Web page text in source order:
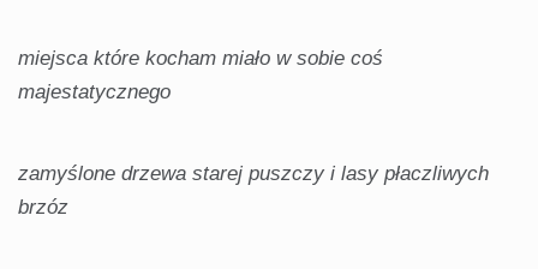
miejsca które kocham miało w sobie coś
majestatycznego
zamyślone drzewa starej puszczy i lasy płaczliwych
brzóz